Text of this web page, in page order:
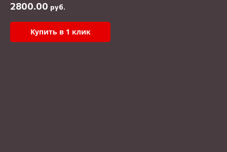
2800.00 руб.
Купить в 1 клик